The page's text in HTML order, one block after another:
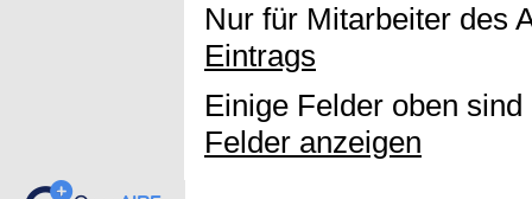
Nur für Mitarbeiter des
Eintrags
Einige Felder oben
Felder anzeigen